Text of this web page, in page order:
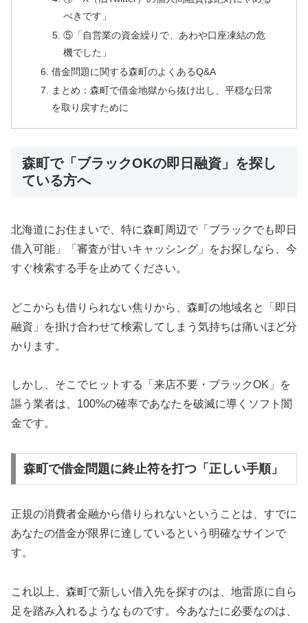
べきです」
⑤「自営業の資金繰りで、あわや口座凍結の危
機でした」
借金問題に関する森町のよくあるQ&A
まとめ：森町で借金地獄から抜け出し、平穏な日常
を取り戻すために
森町で「ブラックOKの即日融資」を探し
ている方へ
北海道にお住まいで、特に森町周辺で「ブラックでも即日
借入可能」「審査が甘いキャッシング」をお探しなら、今
すぐ検索する手を止めてください。
どこからも借りられない焦りから、森町の地域名と「即日
融資」を掛け合わせて検索してしまう気持ちは痛いほど分
かります。
しかし、そこでヒットする「来店不要・ブラックOK」を
謳う業者は、100%の確率であなたを破滅に導くソフト闇
金です。
森町で借金問題に終止符を打つ「正しい手順」
正規の消費者金融から借りられないということは、すでに
あなたの借金が限界に達しているという明確なサインで
す。
これ以上、森町で新しい借入先を探すのは、地雷原に自ら
足を踏み入れるようなものです。今あなたに必要なのは、